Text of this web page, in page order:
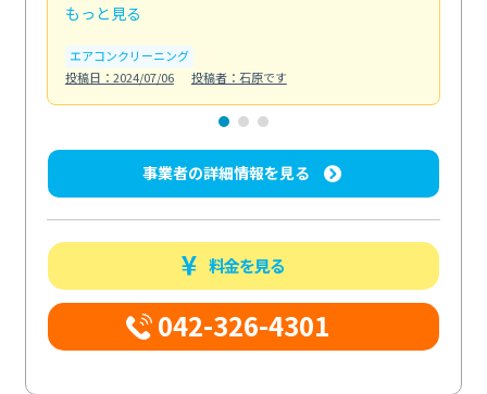
もっと見る
エアコンクリーニング
投稿日：2024/07/06
投稿者：石原です
事業者の詳細情報を見る
料金を見る
042-326-4301